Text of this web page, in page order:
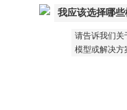
我应该选择哪
请告诉我们关
模型或解决方